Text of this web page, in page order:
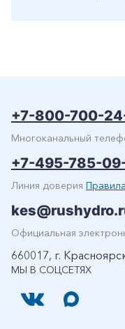
МЫ В СОЦСЕТЯХ
+7-800-700-
Многоканальный
+7-495-785-
Линия доверия
Официальная
660017, г.